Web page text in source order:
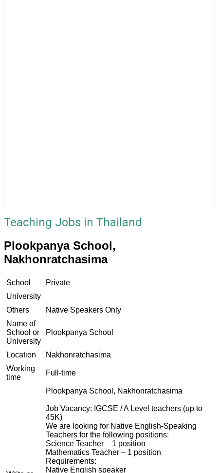
Teaching Jobs in Thailand
Plookpanya School,
Nakhonratchasima
School
Private
University
Others
Native Speakers Only
Name of
School or
University
Plookpanya School
Location
Nakhonratchasima
Working
time
Full-time
Plookpanya School, Nakhonratchasima
Job Vacancy: IGCSE / A Level teachers (up to
45K)
We are looking for Native English-Speaking
Teachers for the following positions:
Science Teacher – 1 position
Mathematics Teacher – 1 position
Requirements:
Native English speaker